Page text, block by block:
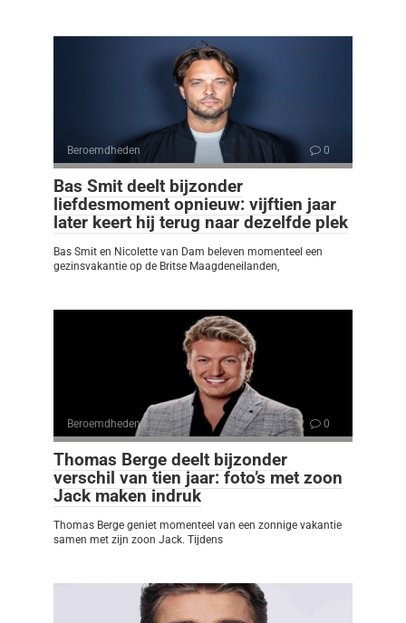
Beroemdheden 0
Bas Smit deelt bijzonder
liefdesmoment opnieuw: vijftien jaar
later keert hij terug naar dezelfde plek
Bas Smit en Nicolette van Dam beleven momenteel een
gezinsvakantie op de Britse Maagdeneilanden,
Beroemdheden 0
Thomas Berge deelt bijzonder
verschil van tien jaar: foto’s met zoon
Jack maken indruk
Thomas Berge geniet momenteel van een zonnige vakantie
samen met zijn zoon Jack. Tijdens